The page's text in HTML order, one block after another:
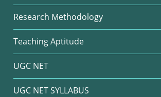
Research Methodology
Teaching Aptitude
UGC NET
UGC NET SYLLABUS